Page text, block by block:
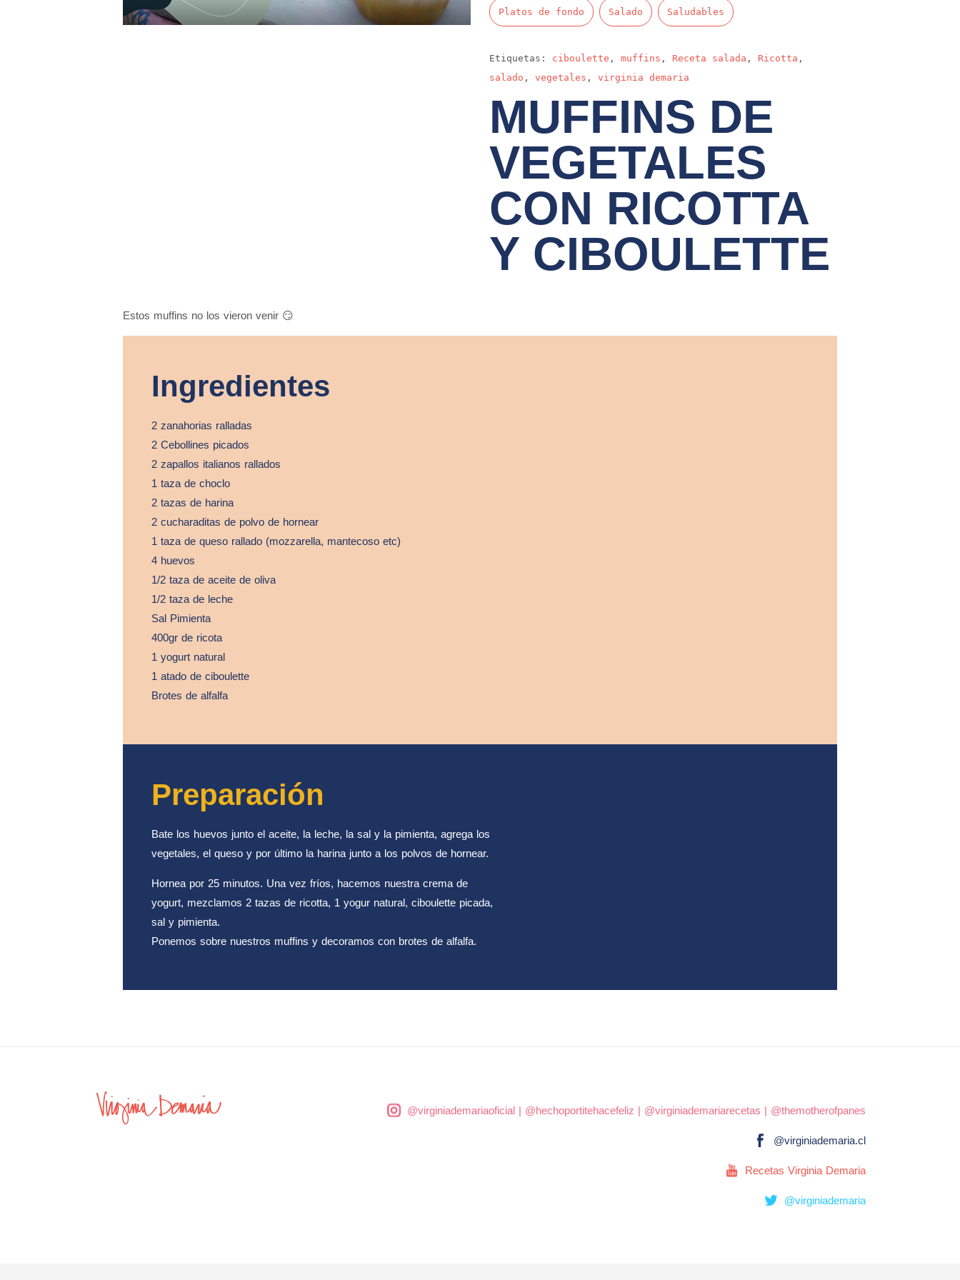
Platos de fondo Salado Saludables
Etiquetas: ciboulette , muffins , Receta salada , Ricotta ,
salado , vegetales , virginia demaria
MUFFINS DE
VEGETALES
CON RICOTTA
Y CIBOULETTE
Estos muffins no los vieron venir 😏
Ingredientes
2 zanahorias ralladas
2 Cebollines picados
2 zapallos italianos rallados
1 taza de choclo
2 tazas de harina
2 cucharaditas de polvo de hornear
1 taza de queso rallado (mozzarella, mantecoso etc)
4 huevos
1/2 taza de aceite de oliva
1/2 taza de leche
Sal Pimienta
400gr de ricota
1 yogurt natural
1 atado de ciboulette
Brotes de alfalfa
Preparación
Bate los huevos junto el aceite, la leche, la sal y la pimienta, agrega los
vegetales, el queso y por último la harina junto a los polvos de hornear.
Hornea por 25 minutos. Una vez fríos, hacemos nuestra crema de
yogurt, mezclamos 2 tazas de ricotta, 1 yogur natural, ciboulette picada,
sal y pimienta.
Ponemos sobre nuestros muffins y decoramos con brotes de alfalfa.
@virginiademariaoficial @hechoportitehacefeliz @virginiademariarecetas @themotherofpanes
@virginiademaria.cl
Recetas Virginia Demaria
@virginiademaria